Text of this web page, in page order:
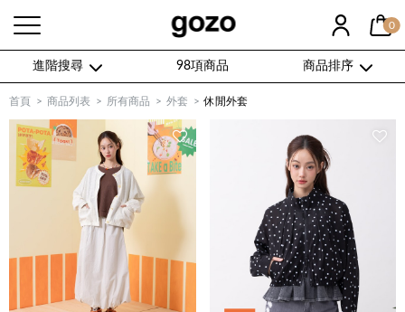
0
首頁 商品列表 所有商品 外套 休閒外套
進階搜尋 98項商品 商品排序